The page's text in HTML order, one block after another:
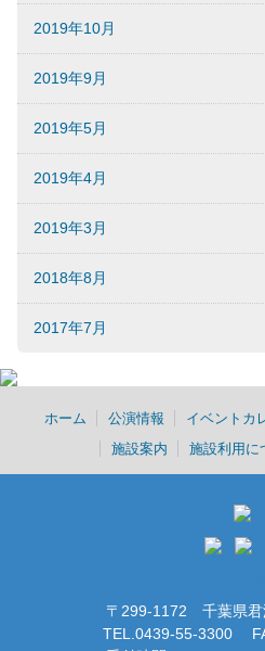
2019年10月
2019年9月
2019年5月
2019年4月
2019年3月
2018年8月
2017年7月
ホーム 公演情報 イベントカ
施設案内
施設利用に
〒299-1172 千葉県君
TEL.0439-55-3300